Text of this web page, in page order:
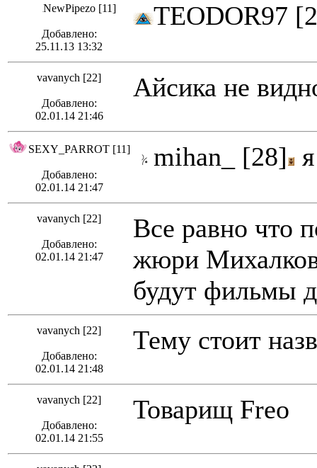
NewPipezo [11]
Добавлено:
25.11.13 13:32
TEODOR97
vavanych [22]
Добавлено:
02.01.14 21:46
Айсика не
SEXY_PARROT [11]
Добавлено:
02.01.14 21:47
mihan_ [28] я
vavanych [22]
Добавлено:
02.01.14 21:47
Все равно что
жюри
будут фильмы
vavanych [22]
Добавлено:
02.01.14 21:48
Тему стоит
vavanych [22]
Добавлено:
02.01.14 21:55
Товарищ Freo